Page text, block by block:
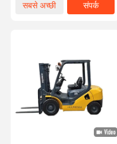
फैक्टरी यात्रा गुणवत्ता
प्रयुक्त खुदाई उपकरण
सबसे अच्छी
संपर्क